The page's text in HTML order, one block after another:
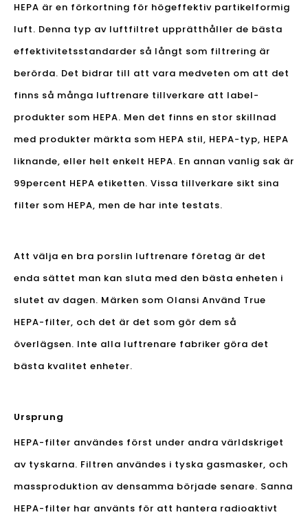
HEPA är en förkortning för högeffektiv partikelformig
luft. Denna typ av luftfiltret upprätthåller de bästa
effektivitetsstandarder så långt som filtrering är
berörda. Det bidrar till att vara medveten om att det
finns så många luftrenare tillverkare att label-
produkter som HEPA. Men det finns en stor skillnad
med produkter märkta som HEPA stil, HEPA-typ, HEPA
liknande, eller helt enkelt HEPA. En annan vanlig sak är
99percent HEPA etiketten. Vissa tillverkare sikt sina
filter som HEPA, men de har inte testats.
Att välja en bra porslin luftrenare företag är det
enda sättet man kan sluta med den bästa enheten i
slutet av dagen. Märken som Olansi Använd True
HEPA-filter, och det är det som gör dem så
överlägsen. Inte alla luftrenare fabriker göra det
bästa kvalitet enheter.
Ursprung
HEPA-filter användes först under andra världskriget
av tyskarna. Filtren användes i tyska gasmasker, och
massproduktion av densamma började senare. Sanna
HEPA-filter har använts för att hantera radioaktivt